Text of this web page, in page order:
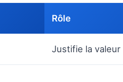
Rôle
Justifie la